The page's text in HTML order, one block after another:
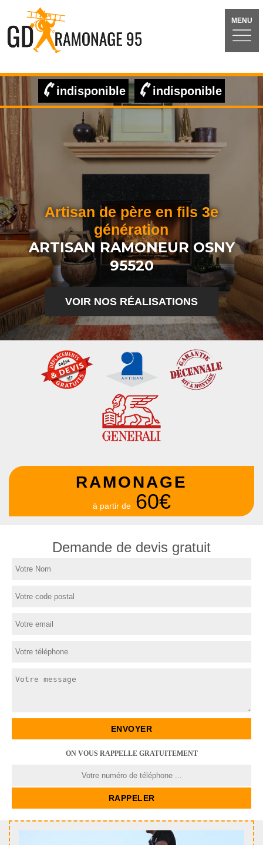
MENU
indisponible indisponible
Artisan de père en fils 3e
génération
ARTISAN RAMONEUR OSNY
95520
VOIR NOS RÉALISATIONS
RAMONAGE
à partir de 60€
Demande de devis gratuit
ON VOUS RAPPELLE GRATUITEMENT